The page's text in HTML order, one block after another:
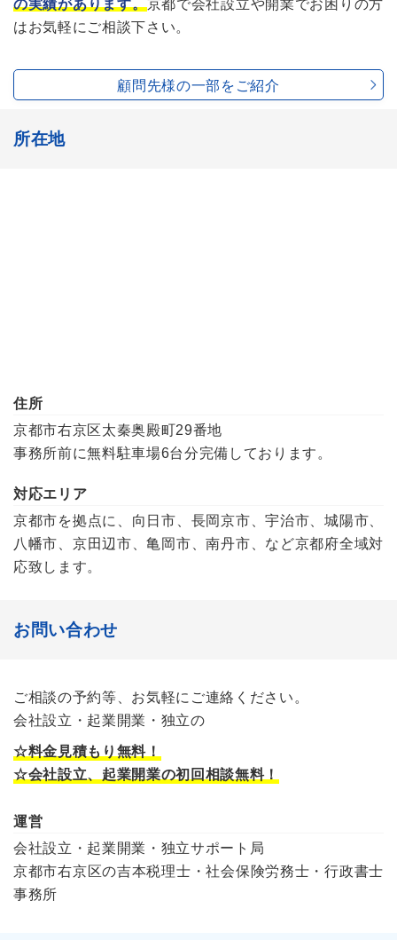
の実績があります。京都で会社設立や開業でお困りの方
はお気軽にご相談下さい。
顧問先様の一部をご紹介
所在地
住所
京都市右京区太秦奥殿町29番地
事務所前に無料駐車場6台分完備しております。
対応エリア
京都市を拠点に、向日市、長岡京市、宇治市、城陽市、
八幡市、京田辺市、亀岡市、南丹市、など京都府全域対
応致します。
お問い合わせ
ご相談の予約等、お気軽にご連絡ください。
会社設立・起業開業・独立の
☆料金見積もり無料！
☆会社設立、起業開業の初回相談無料！
運営
会社設立・起業開業・独立サポート局
京都市右京区の吉本税理士・社会保険労務士・行政書士
事務所